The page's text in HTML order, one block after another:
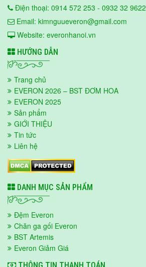
Điện thoại: 0914 572 253 - 0932 32 9622
Email: kimnguueveron@gmail.com
Website: everonhanoi.vn
HƯỚNG DẪN
Trang chủ
EVERON 2026 – BST ĐƠM HOA
EVERON 2025
Sản phẩm
GIỚI THIỆU
Tin tức
Liên hệ
DANH MỤC SẢN PHẨM
Đệm Everon
Chăn ga gối Everon
BST Artemis
Everon Giảm Giá